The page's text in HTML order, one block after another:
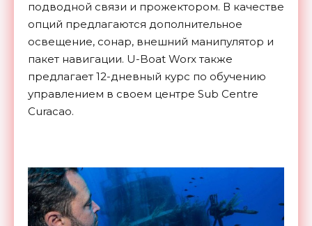
подводной связи и прожектором. В качестве
опций предлагаются дополнительное
освещение, сонар, внешний манипулятор и
пакет навигации. U-Boat Worx также
предлагает 12-дневный курс по обучению
управлением в своем центре Sub Centre
Curacao.